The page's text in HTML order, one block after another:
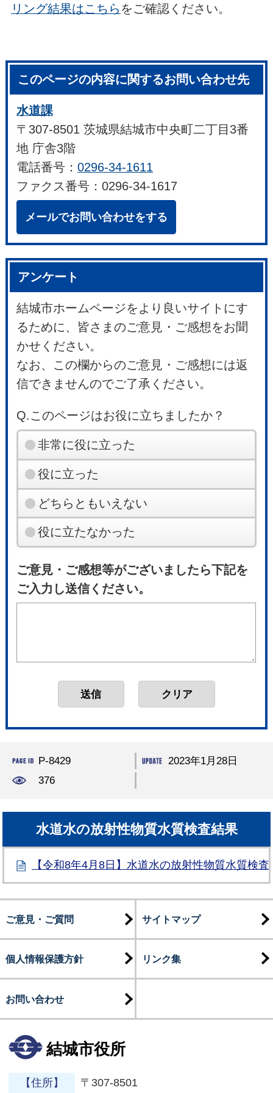
リング結果はこちら をご確認ください。
このページの内容に関するお問い合わせ先
水道課
〒307-8501 茨城県結城市中央町二丁目3番
地 庁舎3階
電話番号：0296-34-1611
ファクス番号：0296-34-1617
メールでお問い合わせをする
アンケート
結城市ホームページをより良いサイトにす
るために、皆さまのご意見・ご感想をお聞
かせください。
なお、この欄からのご意見・ご感想には返
信できませんのでご了承ください。
Q.このページはお役に立ちましたか？
非常に役に立った
役に立った
どちらともいえない
役に立たなかった
ご意見・ご感想等がございましたら下記を
ご入力し送信ください。
P-8429
2023年1月28日
376
水道水の放射性物質水質検査結果
【令和8年4月8日】水道水の放射性物質水質検査
ご意見・ご質問 サイトマップ
個人情報保護方針 リンク集
お問い合わせ
結城市役所
【住所】 〒307-8501